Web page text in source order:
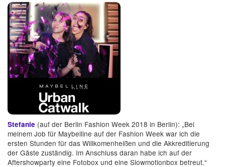
Stefanie (auf der Berlin Fashion Week 2018 in Berlin): „Bei
meinem Job für Maybelline auf der Fashion Week war ich die
ersten Stunden für das Willkomenheißen und die Akkreditierung
der Gäste zuständig. Im Anschluss daran habe ich auf der
Aftershowparty eine Fotobox und eine Slowmotionbox betreut.“